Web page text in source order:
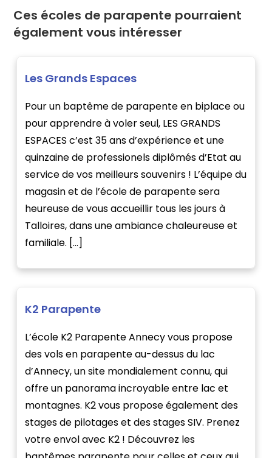
Ces écoles de parapente pourraient
également vous intéresser
Les Grands Espaces
Pour un baptême de parapente en biplace ou
pour apprendre à voler seul, LES GRANDS
ESPACES c’est 35 ans d’expérience et une
quinzaine de professionels diplômés d’Etat au
service de vos meilleurs souvenirs ! L’équipe du
magasin et de l’école de parapente sera
heureuse de vous accueillir tous les jours à
Talloires, dans une ambiance chaleureuse et
familiale. […]
K2 Parapente
L’école K2 Parapente Annecy vous propose
des vols en parapente au-dessus du lac
d’Annecy, un site mondialement connu, qui
offre un panorama incroyable entre lac et
montagnes. K2 vous propose également des
stages de pilotages et des stages SIV. Prenez
votre envol avec K2 ! Découvrez les